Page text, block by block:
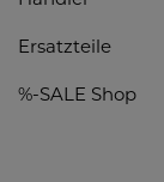
Ersatzteile
%-SALE Shop